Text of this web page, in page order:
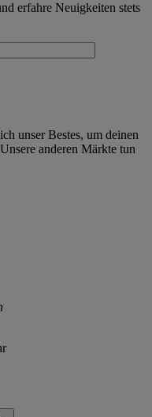
erfahre Neuigkeiten stets
unser Bestes, um deinen
anderen Märkte tun